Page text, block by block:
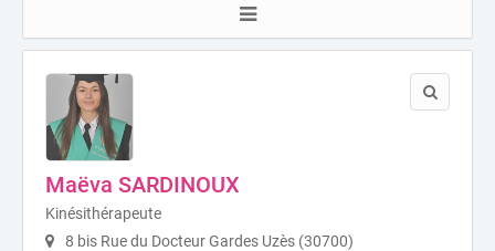
Maëva SARDINOUX
Kinésithérapeute
8 bis Rue du Docteur Gardes Uzès (30700)